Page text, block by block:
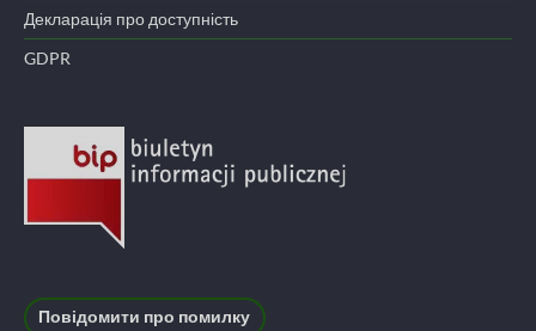
Декларація про доступність
GDPR
Повідомити про помилку